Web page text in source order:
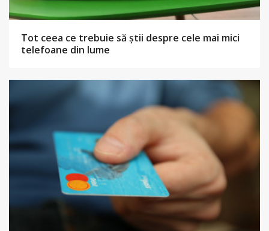
Tot ceea ce trebuie să știi despre cele mai mici
telefoane din lume